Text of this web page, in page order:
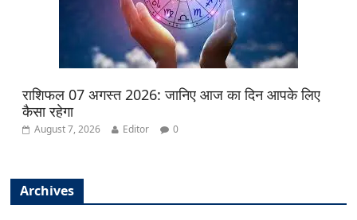
राशिफल 07 अगस्त 2026: जानिए आज का दिन आपके लिए
कैसा रहेगा
August 7, 2026 Editor 0
Archives